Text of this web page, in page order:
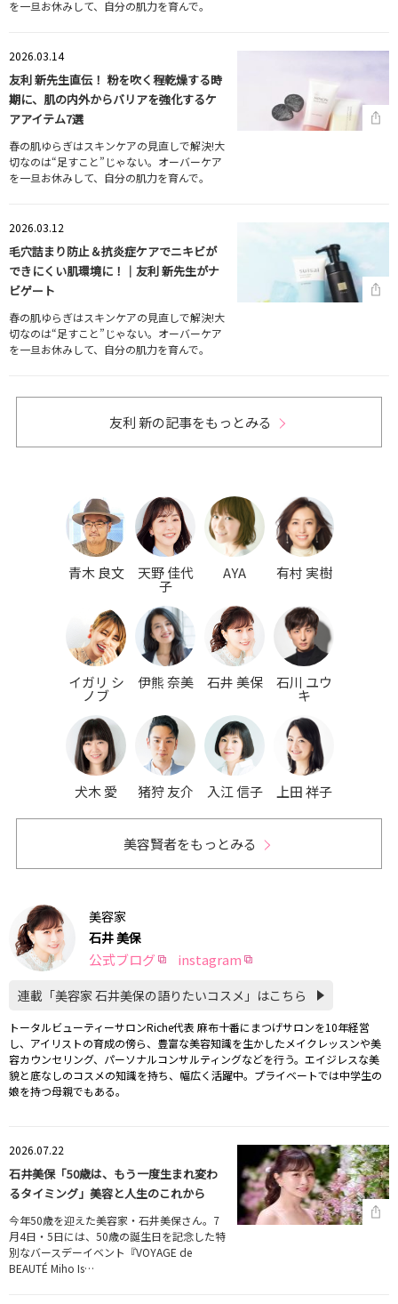
を一旦お休みして、自分の肌力を育んで。
2026.03.14
友利 新先生直伝！ 粉を吹く程乾燥する時
期に、肌の内外からバリアを強化するケ
アアイテム7選
春の肌ゆらぎはスキンケアの見直しで解決!大
切なのは“足すこと”じゃない。オーバーケア
を一旦お休みして、自分の肌力を育んで。
2026.03.12
毛穴詰まり防止＆抗炎症ケアでニキビが
できにくい肌環境に！｜友利 新先生がナ
ビゲート
春の肌ゆらぎはスキンケアの見直しで解決!大
切なのは“足すこと”じゃない。オーバーケア
を一旦お休みして、自分の肌力を育んで。
友利 新の記事をもっとみる
青木 良文 天野 佳代
子
AYA 有村 実樹
イガリ シ
ノブ
伊熊 奈美 石井 美保 石川 ユウ
キ
犬木 愛 猪狩 友介 入江 信子 上田 祥子
美容賢者をもっとみる
美容家
石井 美保
公式ブログ instagram
連載「美容家 石井美保の語りたいコスメ」はこちら
トータルビューティーサロンRiche代表 麻布十番にまつげサロンを10年経営
し、アイリストの育成の傍ら、豊富な美容知識を生かしたメイクレッスンや美
容カウンセリング、パーソナルコンサルティングなどを行う。エイジレスな美
貌と底なしのコスメの知識を持ち、幅広く活躍中。プライベートでは中学生の
娘を持つ母親でもある。
2026.07.22
石井美保「50歳は、もう一度生まれ変わ
るタイミング」美容と人生のこれから
今年50歳を迎えた美容家・石井美保さん。7
月4日・5日には、50歳の誕生日を記念した特
別なバースデーイベント『VOYAGE de
BEAUTÉ Miho Is…